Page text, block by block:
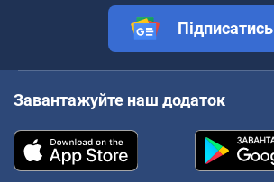
Підписатись
Завантажуйте наш додаток